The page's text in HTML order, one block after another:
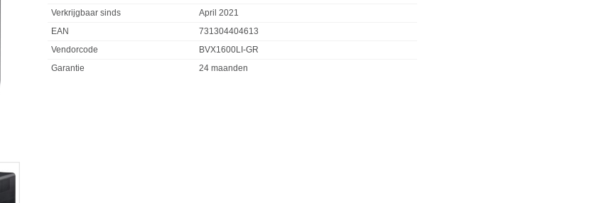
Verkrijgbaar sinds
April 2021
EAN
731304404613
Vendorcode
BVX1600LI-GR
Garantie
24 maanden